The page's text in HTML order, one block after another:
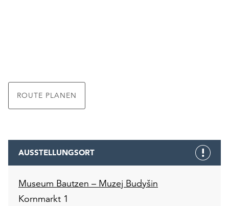
ROUTE PLANEN
AUSSTELLUNGSORT
Museum Bautzen – Muzej Budyšin
Kornmarkt 1